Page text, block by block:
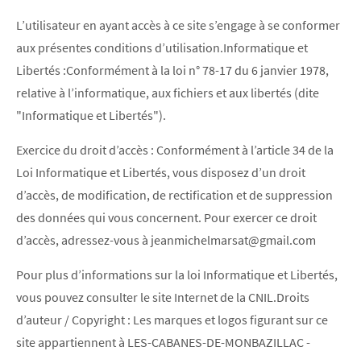
L’utilisateur en ayant accès à ce site s’engage à se conformer
aux présentes conditions d’utilisation.Informatique et
Libertés :Conformément à la loi n° 78-17 du 6 janvier 1978,
relative à l’informatique, aux fichiers et aux libertés (dite
"Informatique et Libertés").
Exercice du droit d’accès : Conformément à l’article 34 de la
Loi Informatique et Libertés, vous disposez d’un droit
d’accès, de modification, de rectification et de suppression
des données qui vous concernent. Pour exercer ce droit
d’accès, adressez-vous à jeanmichelmarsat@gmail.com
Pour plus d’informations sur la loi Informatique et Libertés,
vous pouvez consulter le site Internet de la CNIL.Droits
d’auteur / Copyright : Les marques et logos figurant sur ce
site appartiennent à LES-CABANES-DE-MONBAZILLAC -